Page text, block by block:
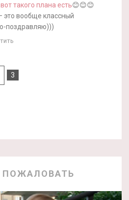
такого плана есть😊😊😊
это вообще классный
поздравляю)))
3
ПОЖАЛОВАТЬ